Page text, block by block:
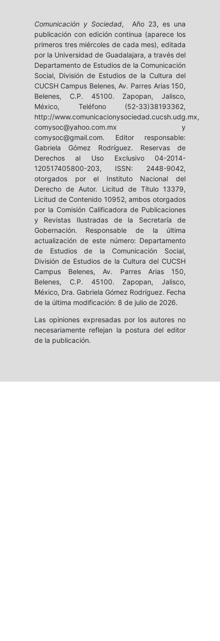
Comunicación y Sociedad, Año 23, es una
publicación con edición continua (aparece los
primeros tres miércoles de cada mes), editada
por la Universidad de Guadalajara, a través del
Departamento de Estudios de la Comunicación
Social, División de Estudios de la Cultura del
CUCSH Campus Belenes, Av. Parres Arias 150,
Belenes, C.P. 45100. Zapopan, Jalisco,
México, Teléfono (52-33)38193362,
http://www.comunicacionysociedad.cucsh.udg.mx,
comysoc@yahoo.com.mx y
comysoc@gmail.com. Editor responsable:
Gabriela Gómez Rodríguez. Reservas de
Derechos al Uso Exclusivo 04-2014-
120517405800-203, ISSN: 2448-9042,
otorgados por el Instituto Nacional del
Derecho de Autor. Licitud de Título 13379,
Licitud de Contenido 10952, ambos otorgados
por la Comisión Calificadora de Publicaciones
y Revistas Ilustradas de la Secretaría de
Gobernación. Responsable de la última
actualización de este número: Departamento
de Estudios de la Comunicación Social,
División de Estudios de la Cultura del CUCSH
Campus Belenes, Av. Parres Arias 150,
Belenes, C.P. 45100. Zapopan, Jalisco,
México, Dra. Gabriela Gómez Rodríguez. Fecha
de la última modificación: 8 de julio de 2026.
Las opiniones expresadas por los autores no
necesariamente reflejan la postura del editor
de la publicación.